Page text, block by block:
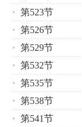
第523节
第526节
第529节
第532节
第535节
第538节
第541节